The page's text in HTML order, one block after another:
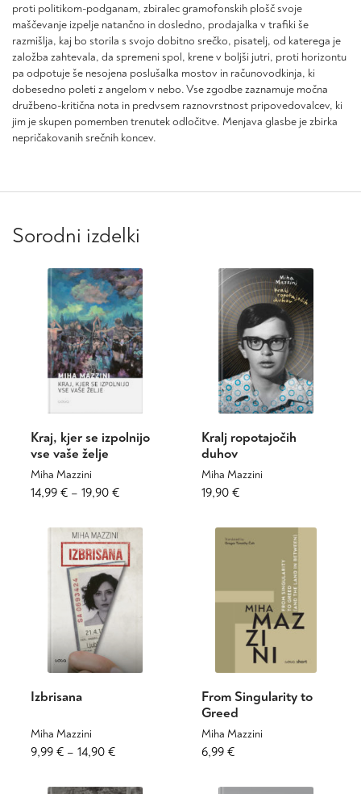
proti politikom-podganam, zbiralec gramofonskih plošč svoje
maščevanje izpelje natančno in dosledno, prodajalka v trafiki še
razmišlja, kaj bo storila s svojo dobitno srečko, pisatelj, od katerega je
založba zahtevala, da spremeni spol, krene v boljši jutri, proti horizontu
pa odpotuje še nesojena poslušalka mostov in računovodkinja, ki
dobesedno poleti z angelom v nebo. Vse zgodbe zaznamuje močna
družbeno-kritična nota in predvsem raznovrstnost pripovedovalcev, ki
jim je skupen pomemben trenutek odločitve. Menjava glasbe je zbirka
nepričakovanih srečnih koncev.
Sorodni izdelki
Kraj, kjer se izpolnijo
vse vaše želje
Miha Mazzini
14,99 € – 19,90 €Cenovni
od
14,99 €
do
19,90 €
Ta
ima
več
različic.
Možnosti
lahko
izdelka
Kralj ropotajočih
duhov
Miha Mazzini
19,90 €
Izbrisana
Miha Mazzini
9,99 € – 14,90 €Cenovni
od
Ta
ima
From Singularity to
Greed
Miha Mazzini
6,99 €Ta
ima